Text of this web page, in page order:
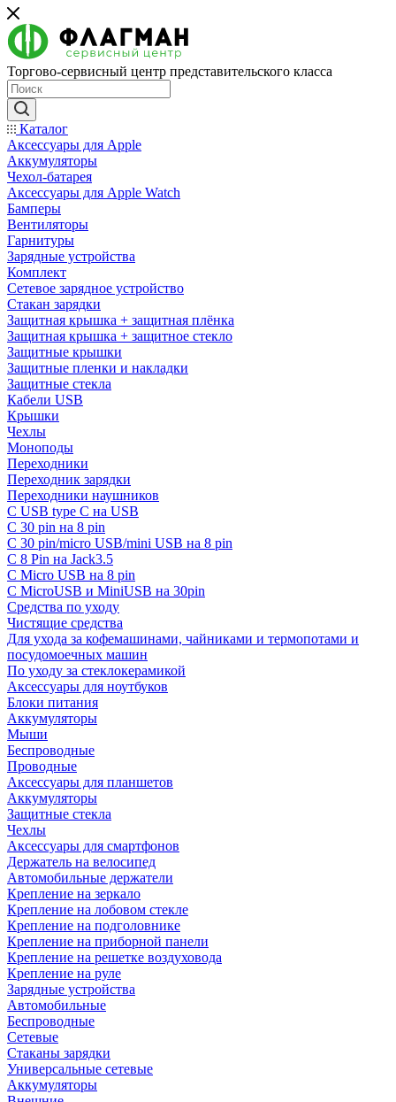
Торгово-сервисный центр представительского класса
Каталог
Аксессуары для Apple
Аккумуляторы
Чехол-батарея
Аксессуары для Apple Watch
Бамперы
Вентиляторы
Гарнитуры
Зарядные устройства
Комплект
Сетевое зарядное устройство
Стакан зарядки
Защитная крышка + защитная плёнка
Защитная крышка + защитное стекло
Защитные крышки
Защитные пленки и накладки
Защитные стекла
Кабели USB
Крышки
Чехлы
Моноподы
Переходники
Переходник зарядки
Переходники наушников
С USB type C на USB
С 30 pin на 8 pin
С 30 pin/micro USB/mini USB на 8 pin
С 8 Pin на Jack3.5
С Micro USB на 8 pin
С MicroUSB и MiniUSB на 30pin
Средства по уходу
Чистящие средства
Для ухода за кофемашинами, чайниками и термопотами и
посудомоечных машин
По уходу за стеклокерамикой
Аксессуары для ноутбуков
Блоки питания
Аккумуляторы
Мыши
Беспроводные
Проводные
Аксессуары для планшетов
Аккумуляторы
Защитные стекла
Чехлы
Аксессуары для смартфонов
Держатель на велосипед
Автомобильные держатели
Крепление на зеркало
Крепление на лобовом стекле
Крепление на подголовнике
Крепление на приборной панели
Крепление на решетке воздуховода
Крепление на руле
Зарядные устройства
Автомобильные
Беспроводные
Сетевые
Стаканы зарядки
Универсальные сетевые
Аккумуляторы